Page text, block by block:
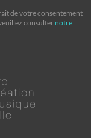
de votre consentement
consulter notre